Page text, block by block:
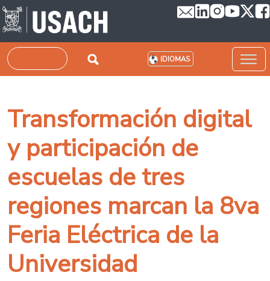
Pasar al contenido principal
Buscar IDIOMAS
Transformación digital
y participación de
escuelas de tres
regiones marcan la 8va
Feria Eléctrica de la
Universidad